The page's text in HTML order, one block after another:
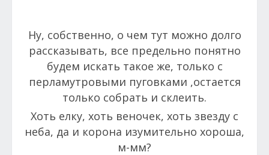
Ну, собственно, о чем тут можно долго
рассказывать, все предельно понятно
будем искать такое же, только с
перламутровыми пуговками ,остается
только собрать и склеить.
Хоть елку, хоть веночек, хоть звезду с
неба, да и корона изумительно хороша,
м-мм?